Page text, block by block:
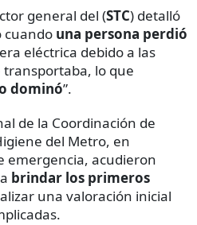
general del (STC) detalló
cuando una persona perdió
eléctrica debido a las
lo que
dominó”.
de la Coordinación de
del Metro, en
emergencia, acudieron
brindar los primeros
una valoración inicial